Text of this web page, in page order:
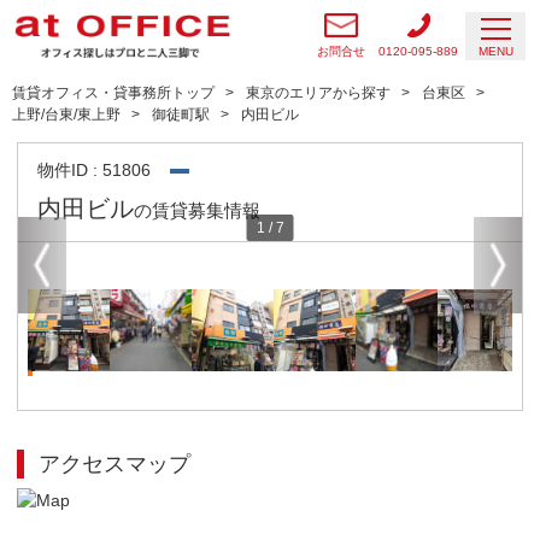
お問合せ 0120-095-889 MENU
賃貸オフィス・貸事務所トップ 東京のエリアから探す
台東区
上野/台東/東上野
御徒町駅 内田ビル
物件ID : 51806
内田ビルの賃貸募集情報
1 /7
アクセスマップ